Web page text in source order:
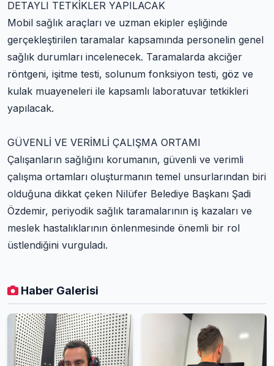
DETAYLI TETKİKLER YAPILACAK
Mobil sağlık araçları ve uzman ekipler eşliğinde
gerçekleştirilen taramalar kapsamında personelin genel
sağlık durumları incelenecek. Taramalarda akciğer
röntgeni, işitme testi, solunum fonksiyon testi, göz ve
kulak muayeneleri ile kapsamlı laboratuvar tetkikleri
yapılacak.
GÜVENLİ VE VERİMLİ ÇALIŞMA ORTAMI
Çalışanların sağlığını korumanın, güvenli ve verimli
çalışma ortamları oluşturmanın temel unsurlarından biri
olduğuna dikkat çeken Nilüfer Belediye Başkanı Şadi
Özdemir, periyodik sağlık taramalarının iş kazaları ve
meslek hastalıklarının önlenmesinde önemli bir rol
üstlendiğini vurguladı.
Haber Galerisi